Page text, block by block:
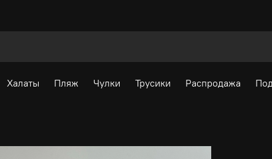
Халаты Пляж Чулки Трусики Распродажа